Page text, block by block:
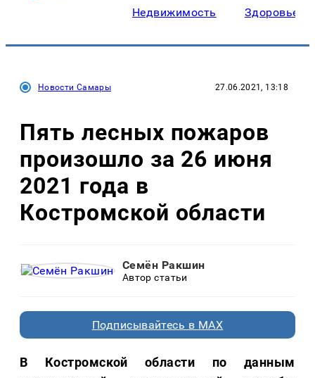
Недвижимость Здоровье
Новости Самары 27.06.2021, 13:18
Пять лесных пожаров
произошло за 26 июня
2021 года в
Костромской области
Семён Ракшин
Автор статьи
Подписывайтесь в MAX
В Костромской области по данным